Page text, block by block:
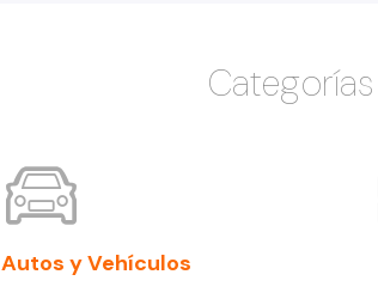
Categorías
Autos y Vehículos